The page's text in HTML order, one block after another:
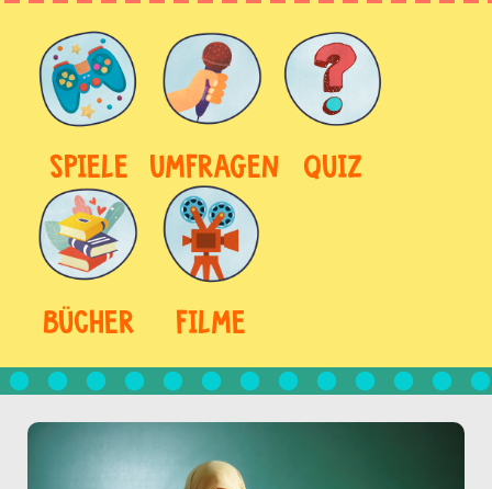
SPIELE UMFRAGEN QUIZ
BÜCHER FILME